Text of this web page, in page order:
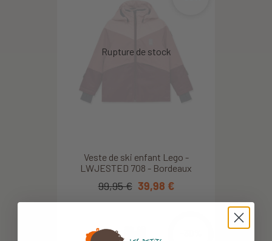
Veste de ski enfant Lego -
LWJESTED 708 - Bordeaux
99,95 € 39,98 €